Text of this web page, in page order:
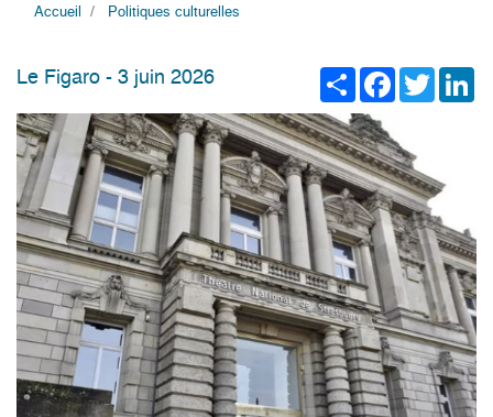
Accueil Politiques culturelles
ShareFacebook
Twitter
Le Figaro - 3 juin 2026